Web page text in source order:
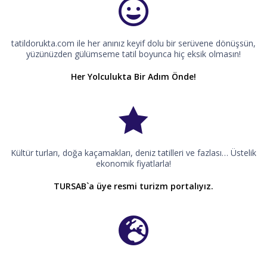
tatildorukta.com ile her anınız keyif dolu bir serüvene dönüşsün,
yüzünüzden gülümseme tatil boyunca hiç eksik olmasın!
Her Yolculukta Bir Adım Önde!
Kültür turları, doğa kaçamakları, deniz tatilleri ve fazlası… Üstelik
ekonomik fiyatlarla!
TURSAB`a üye resmi turizm portalıyız.